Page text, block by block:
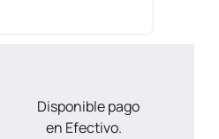
Disponible pago
en Efectivo.